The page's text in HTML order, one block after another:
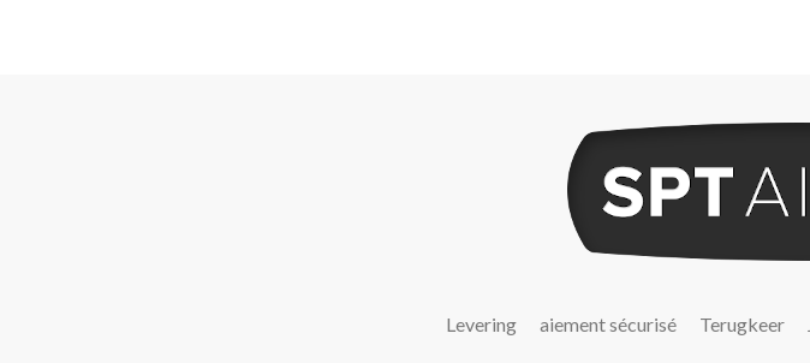
Levering aiement sécurisé Terugkeer